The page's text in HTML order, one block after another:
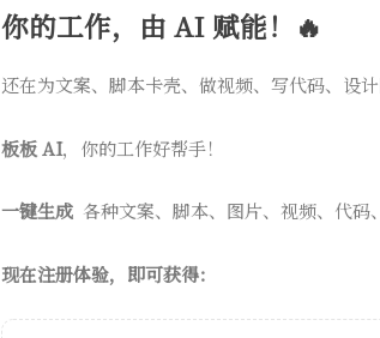
你的工作，由 AI 赋能！🔥
还在为文案、脚本卡壳、做视频、写代码、设
板板 AI，你的工作好帮手！
一键生成 各种文案、脚本、图片、视频、代码
现在注册体验，即可获得：